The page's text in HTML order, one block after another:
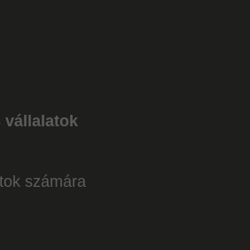
vállalatok
számára